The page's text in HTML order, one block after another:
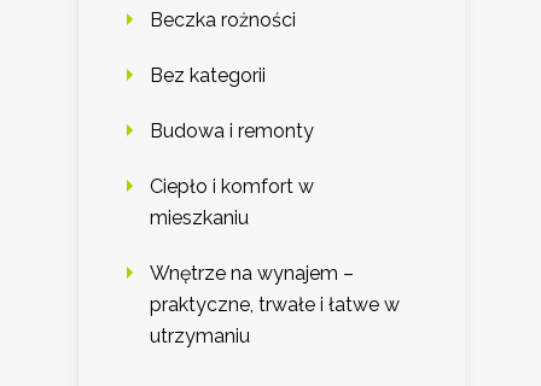
Beczka rożności
Bez kategorii
Budowa i remonty
Ciepło i komfort w
mieszkaniu
Wnętrze na wynajem –
praktyczne, trwałe i łatwe w
utrzymaniu